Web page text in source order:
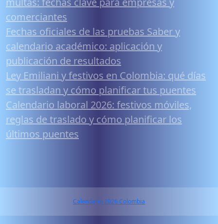
comerciantes
Fechas oficiales de las pruebas Saber y
calendario académico: aplicación y
publicación de resultados
Ley Emiliani y festivos en Colombia: qué días
se trasladan y cómo planificar tus puentes
Calendario laboral 2026: festivos móviles,
reglas de traslado y cómo planificar los
últimos puentes
Calendario 2026 Colombia